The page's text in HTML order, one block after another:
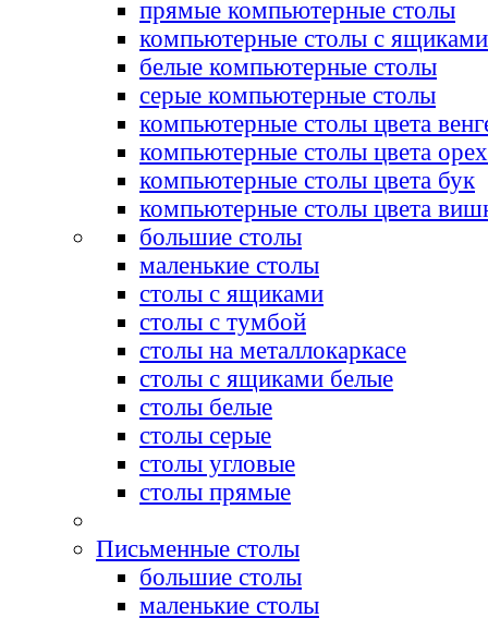
прямые компьютерные столы
компьютерные столы с ящиками
белые компьютерные столы
серые компьютерные столы
компьютерные столы цвета
компьютерные столы цвета орех
компьютерные столы цвета бук
компьютерные столы цвета
большие столы
маленькие столы
столы с ящиками
столы с тумбой
столы на металлокаркасе
столы с ящиками белые
столы белые
столы серые
столы угловые
столы прямые
Письменные столы
большие столы
маленькие столы